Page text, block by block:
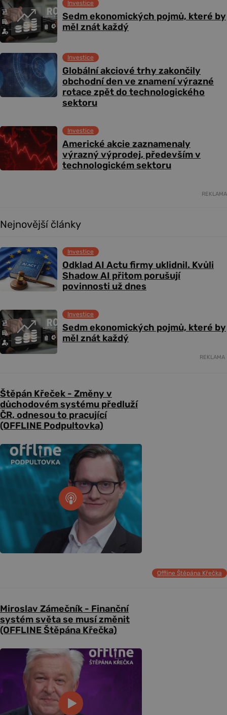
Sedm ekonomických pojmů, které by
měl znát každý
Investice
Globální akciové trhy zakončily
obchodní den ve znamení výrazné
rotace zpět do technologického
sektoru
Investice
Americké akcie zaznamenaly
výrazný výprodej, především v
technologickém sektoru
Investice
REKLAMA
Nejnovější články
Odklad AI Actu firmy uklidnil. Kvůli
Shadow AI přitom porušují
povinnosti už dnes
Investice
Sedm ekonomických pojmů, které by
měl znát každý
Investice
REKLAMA
Štěpán Křeček - Změny v
důchodovém systému předluží
ČR, odnesou to pracující
(OFFLINE Podpultovka)
Offline Štěpána Křečka
Miroslav Zámečník - Finanční
systém světa se musí změnit
(OFFLINE Štěpána Křečka)